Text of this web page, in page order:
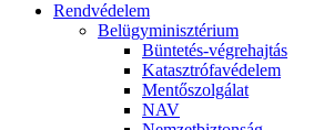
Rendvédelem
Belügyminisztérium
Büntetés-végrehajtás
Katasztrófavédelem
Mentőszolgálat
NAV